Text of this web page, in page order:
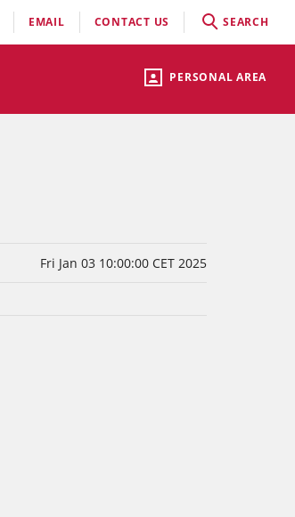
PERSONAL AREA
EMAIL CONTACT US SEARCH
Fri Jan 03 10:00:00 CET 2025